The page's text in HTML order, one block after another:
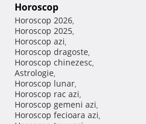
Horoscop
Horoscop 2026,
Horoscop 2025,
Horoscop azi,
Horoscop dragoste,
Horoscop chinezesc,
Astrologie,
Horoscop lunar,
Horoscop rac azi,
Horoscop gemeni azi,
Horoscop fecioara azi,